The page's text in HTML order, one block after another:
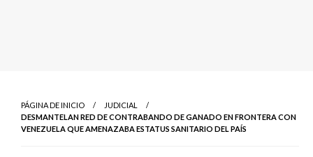
PÁGINA DE INICIO
JUDICIAL
DESMANTELAN RED DE CONTRABANDO DE GANADO EN FRONTERA CON
VENEZUELA QUE AMENAZABA ESTATUS SANITARIO DEL PAÍS